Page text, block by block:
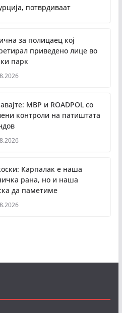
потврдиваат
за полицаец кој
приведено лице во
парк
МВР и ROADPOL со
контроли на патиштата
Карпалак е наша
рана, но и наша
да паметиме